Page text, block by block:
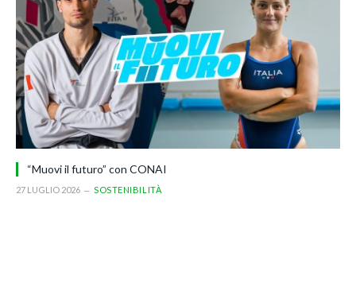
“Muovi il futuro” con CONAI
27 LUGLIO 2026 SOSTENIBILITÀ